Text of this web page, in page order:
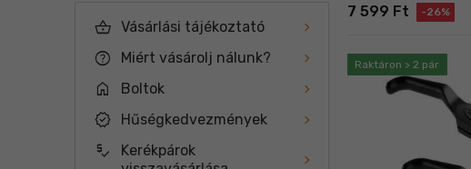
shopping_basket Vásárlási tájékoztató
help Miért vásárolj nálunk?
home Boltok
new_releases Hűségkedvezmények
price_check
Kerékpárok
7 599 Ft -26%
Raktáron > 2 pár